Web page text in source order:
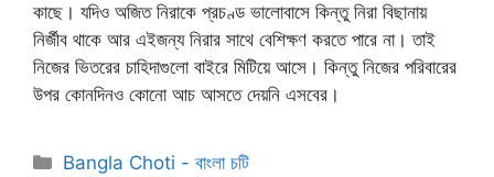
কাছে। যদিও অজিত নিরাকে প্রচণ্ড ভালোবাসে কিন্তু নিরা বিছানায়
নির্জীব থাকে আর এইজন্য নিরার সাথে বেশিক্ষণ করতে পারে না। তাই
নিজের ভিতরের চাহিদাগুলো বাইরে মিটিয়ে আসে। কিন্তু নিজের পরিবারের
উপর কোনদিনও কোনো আচ আসতে দেয়নি এসবের।
Categories
Bangla Choti - বাংলা চটি